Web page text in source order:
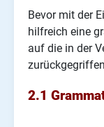
Bevor mit der
hilfreich eine
auf die in der
2.1